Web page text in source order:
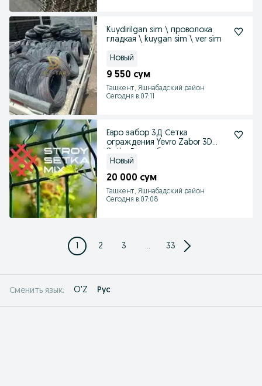
Kuydirilgan sim \ проволока
гладкая \ kuygan sim \ ver sim
Новый
9 550 сум
Ташкент, Яшнабадский район
Сегодня в 07:11
Евро забор 3Д Сетка
ограждения Yevro Zabor 3D
Новый
20 000 сум
Ташкент, Яшнабадский район
Сегодня в 07:08
1 2 3 ... 33
Сменить язык: O'Z Рус